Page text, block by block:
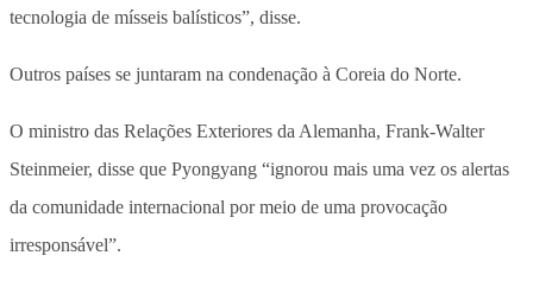
tecnologia de mísseis balísticos”, disse.
Outros países se juntaram na condenação à Coreia do Norte.
O ministro das Relações Exteriores da Alemanha, Frank-Walter
Steinmeier, disse que Pyongyang “ignorou mais uma vez os alertas
da comunidade internacional por meio de uma provocação
irresponsável”.